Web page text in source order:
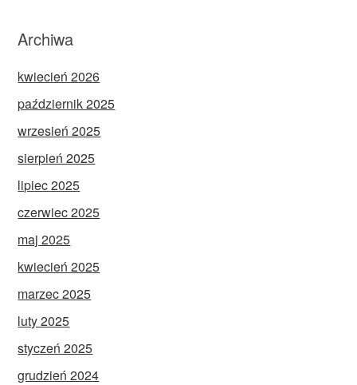
Archiwa
kwiecień 2026
październik 2025
wrzesień 2025
sierpień 2025
lipiec 2025
czerwiec 2025
maj 2025
kwiecień 2025
marzec 2025
luty 2025
styczeń 2025
grudzień 2024